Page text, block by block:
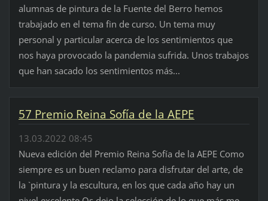
alumnas de pintura de la Fuente del Berro hemos
trabajado en el tema fin de curso. Un tema muy
personal y particular acerca de los sentimientos que
nos haya provocado la pandemia sufrida. Unos trabajos
que han sacado los sentimientos más...
57 Premio Reina Sofía de la AEPE
13.03.2022 08:45
Nueva edición del Premio Reina Sofía de la AEPE Como
siempre es un buen reclamo para disfrutar del arte, de
la `pintura y la escultura, en los que cada año hay un